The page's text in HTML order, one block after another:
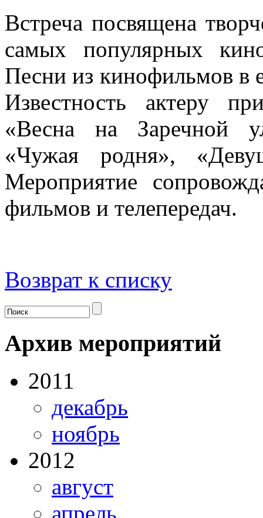
Встреча посвящена
самых популярных
Песни из кинофильмов в
Известность актеру
«Весна на Заречной
«Чужая родня»,
Мероприятие
фильмов и телепередач.
Возврат к списку
Архив мероприятий
2011
декабрь
ноябрь
2012
август